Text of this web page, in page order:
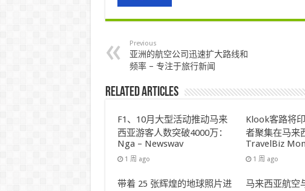
Previous
亚洲的航空公司迅速扩大路线和
频率 – 专注于旅行新闻
Related Articles
F1、10月大型活动推动马来
西亚游客人数突破4000万：
Nga – Newswav
1 周 ago
Klook客路将
者聚集在马来
TravelBiz
1 周 ago
带着 25 张辉煌的地球照片进
马来西亚航空